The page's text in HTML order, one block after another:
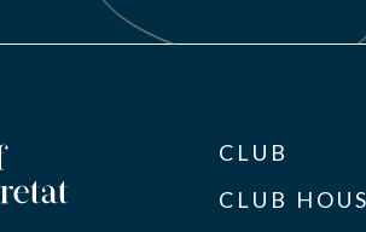
Tout savoir sur les équipes sportives
NOS ÉQUIPES SPORTIVES
CLUB
CLUB